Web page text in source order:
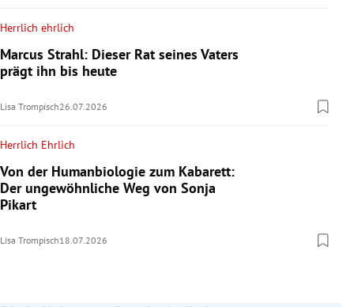
Herrlich ehrlich
Marcus Strahl: Dieser Rat seines Vaters
prägt ihn bis heute
Lisa Trompisch26.07.2026
Herrlich Ehrlich
Von der Humanbiologie zum Kabarett:
Der ungewöhnliche Weg von Sonja
Pikart
Lisa Trompisch18.07.2026